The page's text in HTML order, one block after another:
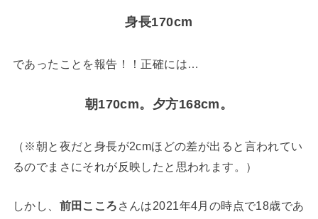
身長170cm
であったことを報告！！正確には…
朝170cm。夕方168cm。
（※朝と夜だと身長が2cmほどの差が出ると言われてい
るのでまさにそれが反映したと思われます。）
しかし、 前田こころ さんは2021年4月の時点で18歳であ